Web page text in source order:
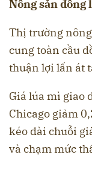
Nông sản đồng
Thị trường
cung toàn cầu
thuận lợi lấn át
Giá lúa mì giao
Chicago giảm
kéo dài chuỗi
và chạm mức